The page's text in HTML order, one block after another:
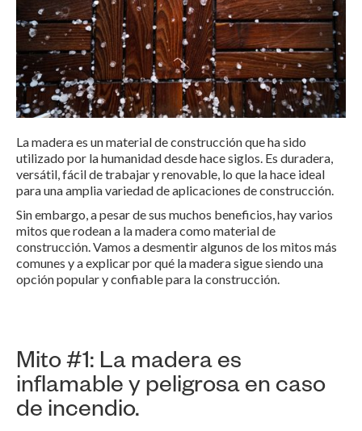
La madera es un material de construcción que ha sido
utilizado por la humanidad desde hace siglos. Es duradera,
versátil, fácil de trabajar y renovable, lo que la hace ideal
para una amplia variedad de aplicaciones de construcción.
Sin embargo, a pesar de sus muchos beneficios, hay varios
mitos que rodean a la madera como material de
construcción. Vamos a desmentir algunos de los mitos más
comunes y a explicar por qué la madera sigue siendo una
opción popular y confiable para la construcción.
Mito #1: La madera es
inflamable y peligrosa en caso
de incendio.